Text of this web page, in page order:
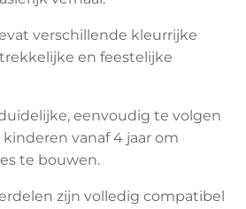
verschillende kleurrijke
en feestelijke
eenvoudig te volgen
vanaf 4 jaar om
te bouwen.
zijn volledig compatibel